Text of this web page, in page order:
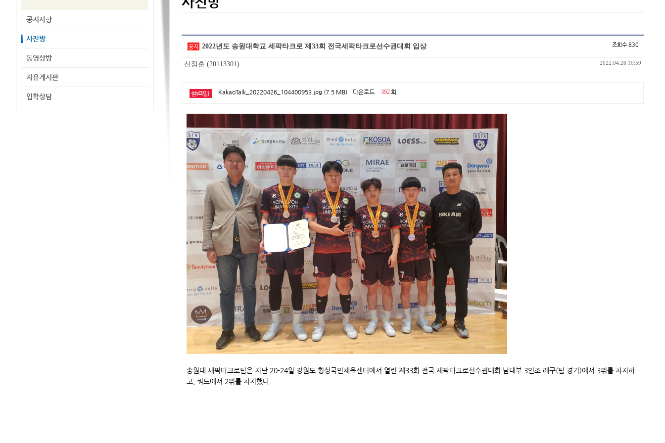
공지사항
사진방
동영상방
자유게시판
입학상담
공지 2022년도 송원대학교 세팍타크로 제33회 전국세팍타크로선수권대회 입상 조회수 830
신정훈 (20113301) 2022.04.26 10:59
첨부파일1 KakaoTalk_20220426_104400953.jpg (7.5 MB) 다운로드 392회
송원대 세팍타크로팀은 지난 20-24일 강원도 횡성국민체육센터에서 열린 제33회 전국 세팍타크로선수권대회 남대부 3인조 레구(팀 경기)에서 3위를 차지하
고, 쿼드에서 2위를 차지했다.